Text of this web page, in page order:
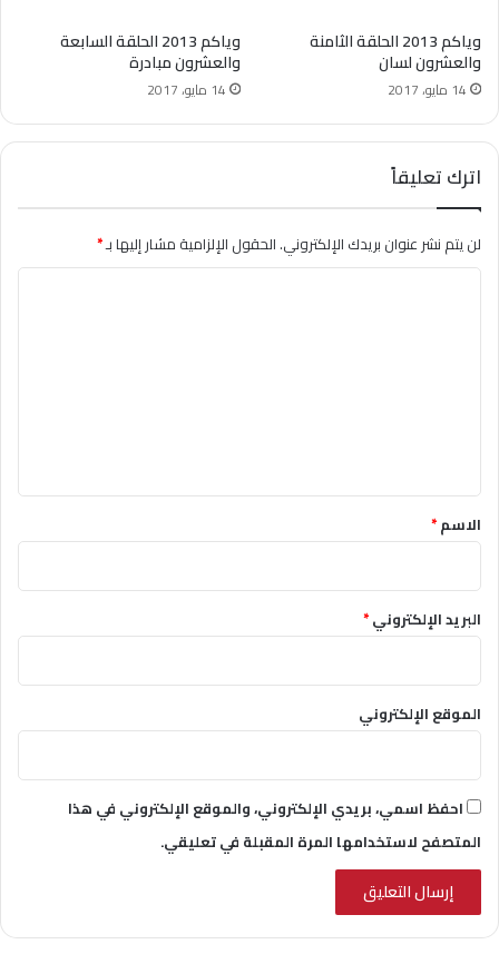
وياكم 2013 الحلقة الثامنة
والعشرون لسان
14 مايو، 2017
وياكم 2013 الحلقة السابعة
والعشرون مبادرة
14 مايو، 2017
اترك تعليقاً
لن يتم نشر عنوان بريدك الإلكتروني.الحقول الإلزامية مشار إليها بـ*
*الاسم*
البريد الإلكتروني*
الموقع الإلكتروني
احفظ اسمي، بريدي الإلكتروني، والموقع الإلكتروني في هذا
المتصفح لاستخدامها المرة المقبلة في تعليقي.